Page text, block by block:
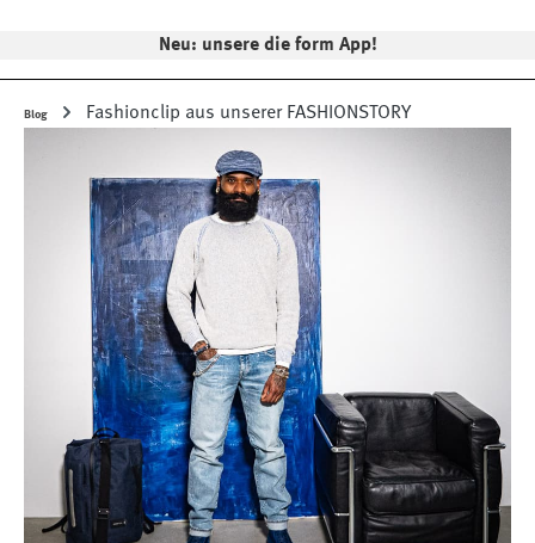
Neu: unsere die form App!
Blog Fashionclip aus unserer FASHIONSTORY